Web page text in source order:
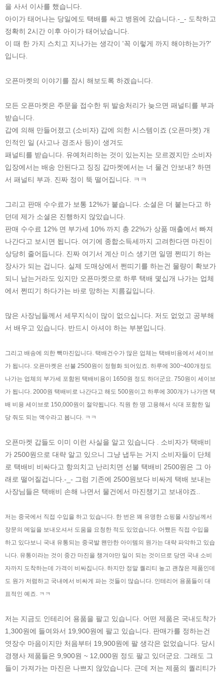
을 사서 이사를 했습니다.
아이가 태어나는 당일에도 택배를 싸고 병원에 갔습니다.-_- 도착하고
정확히 2시간 이후 아이가 태어났습니다.
이 때 한 가지 스치고 지나가는 생각이 '꼭 이렇게 까지 해야하는가?'
입니다.
오픈마켓의 이야기를 잠시 해보도록 하겠습니다.
모든 오픈마켓은 주문을 접수한 뒤 발송처리가 늦으면 패널티를 부과
받습니다.
갑에 의해 만들어졌고 (소비자) 갑에 의한 시스템이죠 (오픈마켓) 개
인적인 일 (사고나 경조사 등)이 생겨도
패널티를 받습니다. 유예처리하는 것이 있는지는 모르겠지만 소비자
입장에서는 배송 안된다고 징징 갑마켓에서는 너 물건 안보내? 하면
서 패널티 부과. 진짜 정이 뚝 떨어집니다. ㅋㅋ
그리고 판매 수수료가 보통 12%가 붙습니다. 소셜은 더 붙는다고 하
던데 제가 소셜은 진행하지 않았습니다.
판매 수수료 12% 면 부가세 10% 까지 총 22%가 상품 매출에서 빠져
나간다고 보시면 됩니다. 여기에 종합소득세까지 고려한다면 마진이
상당히 줄어듭니다. 진짜 여기서 계산 미스 생기면 일명 쩐띠기 하는
장사가 되는 겁니다. 실제 도매상에서 쩐띠기를 하는건 물량이 확보가
되니 남는거라도 있지만 오픈마켓으로 하루 택배 몇십개 나가는 업체
에서 쩐띠기 하다가는 바로 망하는 지름길입니다.
많은 사장님들께서 세무지식이 많이 없으십니다. 저도 없었고 공부해
서 배우고 있습니다. 반드시 아셔야 하는 부분입니다.
그리고 배송에 의한 빽마진입니다. 택배건수가 많은 업체는 택배비용에서 세이브
가 됩니다. 오픈마켓은 선불 2500원이 정형화 되어있죠. 하루에 300~400개정도
나가는 업체의 부가세 포함된 택배비용이 1650원 정도 하더군요. 750원이 세이브
가 됩니다. 2000원 택배비로 나간다고 해도 500원이고 하루에 300개가 나가면 택
배 비용 세이브로 150,000원이 절약됩니다. 직원 한 명 고용해서 식대 포함한 일
당 줘도 되는 액수라고 봅니다. ㅋㅋ
오픈마켓 갑들도 이미 이런 사실을 알고 있습니다 . 소비자가 택배비
가 2500원으로 대략 알고 있으니 그냥 냅두는 거지 소비자들이 단체
로 택배비 비싸다고 항의치고 난리치면 선불 택배비 2500원은 그 아
래로 떨어질겁니다.-_- 그럼 기존에 2500원보다 비싸게 택배 보내는
사장님들은 택배비 손해 나면서 물건에서 마진챙기고 보내야죠..
저는 중국에서 직접 수입을 하고 있습니다. 한 번은 꽤 유명한 쇼핑몰 사장님께서
장문의 메일을 보내오셔서 도움을 요청한 적도 있었습니다. 어쨌든 직접 수입을
하고 있다보니 국내 유통되는 중국발 왠만한 아이템의 원가는 대략 파악하고 있습
니다. 유통이라는 것이 중간 마진을 챙겨야만 일이 되는 것이므로 당연 국내 소비
자까지 도착하는데 가격이 비싸집니다. 하지만 정말 퀄리티 높고 괜찮은 제품인데
도 원가 저렴하고 국내에서 비싸게 파는 것들이 많습니다. 인테리어 용품들이 대
표적인 예죠. ㅋㅋ
저는 지금도 인테리어 용품을 팔고 있습니다. 어떤 제품은 국내도착가
1,300원에 들여와서 19,900원에 팔고 있습니다. 판매가를 정하는건
엿장수 마음이지만 처음부터 19,900원에 팔 생각은 없었습니다. 당시
경쟁사 제품들은 9,900원 ~ 12,000원 정도 팔고 있더군요. 그래도 그
들이 가져가는 마진은 나쁘지 않았습니다. 근데 저는 제품의 퀄리티가